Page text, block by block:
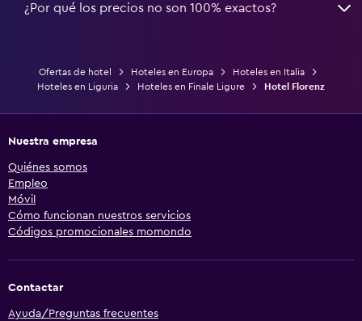
¿Por qué los precios no son 100% exactos?
Ofertas de hotel Hoteles en Europa
Hoteles en Italia
Hoteles en Liguria
Hoteles en Finale Ligure Hotel Florenz
Nuestra empresa
Quiénes somos
Empleo
Móvil
Cómo funcionan nuestros servicios
Códigos promocionales momondo
Contactar
Ayuda/Preguntas frecuentes